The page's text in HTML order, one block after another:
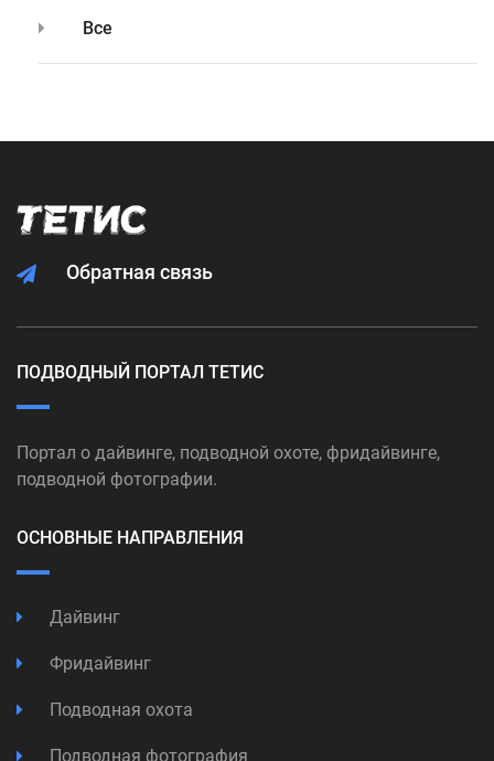
Все
Обратная связь
ПОДВОДНЫЙ ПОРТАЛ ТЕТИС
Портал о дайвинге, подводной охоте, фридайвинге,
подводной фотографии.
ОСНОВНЫЕ НАПРАВЛЕНИЯ
Дайвинг
Фридайвинг
Подводная охота
Подводная фотография